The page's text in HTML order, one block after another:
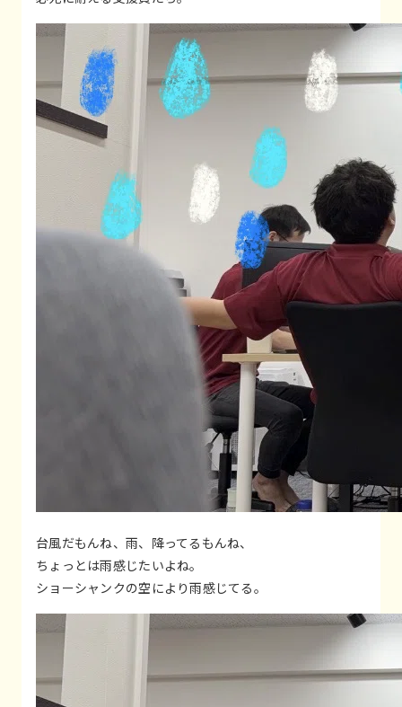
台風だもんね、雨、降ってるもんね、
ちょっとは雨感じたいよね。
ショーシャンクの空により雨感じてる。